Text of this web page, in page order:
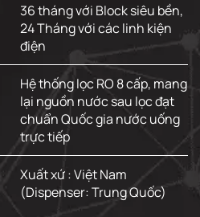
36 tháng với Block siêu bền,
24 Tháng với các linh kiện
điện
Hệ thống lọc RO 8 cấp, mang
lại nguồn nước sau lọc đạt
chuẩn Quốc gia nước uống
trực tiếp
Xuất xứ : Việt Nam
(Dispenser: Trung Quốc)